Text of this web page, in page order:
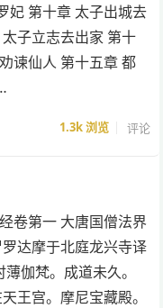
妃 第十章 太子出城去
子立志去出家 第十
谏仙人 第十五章 都
1.3k浏览 评论
卷第一 大唐国僧法界
达摩于北庭龙兴寺译
伽梵。成道未久。
王宫。摩尼宝藏殿。